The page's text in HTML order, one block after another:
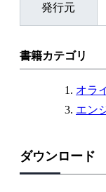
発行元
書籍カテゴリ
オラ
エン
ダウンロード